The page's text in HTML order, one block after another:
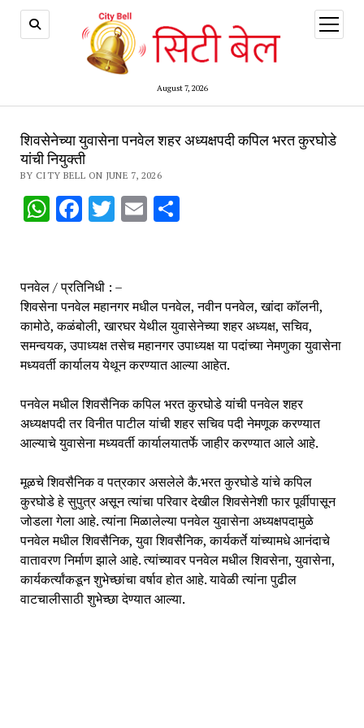
August 7, 2026
open
menu
शिवसेनेच्या युवासेना पनवेल शहर अध्यक्षपदी कपिल भरत कुरघोडे
यांची नियुक्ती
BY CITY BELL ON JUNE 7, 2026
WhatsApp
Facebook
Twitter
EmailShare
पनवेल / प्रतिनिधी : –
शिवसेना पनवेल महानगर मधील पनवेल, नवीन पनवेल, खांदा कॉलनी,
कामोठे, कळंबोली, खारघर येथील युवासेनेच्या शहर अध्यक्ष, सचिव,
समन्वयक, उपाध्यक्ष तसेच महानगर उपाध्यक्ष या पदांच्या नेमणुका युवासेना
मध्यवर्ती कार्यालय येथून करण्यात आल्या आहेत.
पनवेल मधील शिवसैनिक कपिल भरत कुरघोडे यांची पनवेल शहर
अध्यक्षपदी तर विनीत पाटील यांची शहर सचिव पदी नेमणूक करण्यात
आल्याचे युवासेना मध्यवर्ती कार्यालयातर्फे जाहीर करण्यात आले आहे.
मूळचे शिवसैनिक व पत्रकार असलेले कै.भरत कुरघोडे यांचे कपिल
कुरघोडे हे सुपुत्र असून त्यांचा परिवार देखील शिवसेनेशी फार पूर्वीपासून
जोडला गेला आहे. त्यांना मिळालेल्या पनवेल युवासेना अध्यक्षपदामुळे
पनवेल मधील शिवसैनिक, युवा शिवसैनिक, कार्यकर्ते यांच्यामधे आनंदाचे
वातावरण निर्माण झाले आहे. त्यांच्यावर पनवेल मधील शिवसेना, युवासेना,
कार्यकर्त्यांकडून शुभेच्छांचा वर्षाव होत आहे. यावेळी त्यांना पुढील
वाटचालीसाठी शुभेच्छा देण्यात आल्या.